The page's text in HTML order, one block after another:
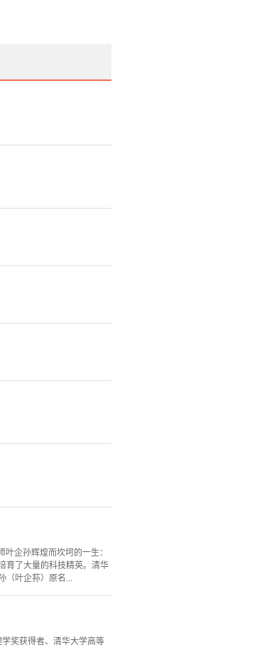
企孙辉煌而坎坷的一生：
育了大量的科技精英。清华
（叶企荪）原名...
奖获得者、清华大学高等